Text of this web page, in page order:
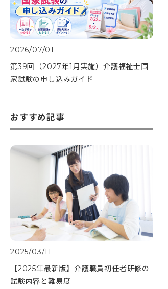
2026/07/01
第39回（2027年1月実施）介護福祉士国
家試験の申し込みガイド
おすすめ記事
2025/03/11
【2025年最新版】介護職員初任者研修の
試験内容と難易度